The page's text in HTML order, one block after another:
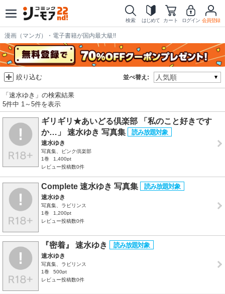
検索 はじめて カート ログイン 会員登録
漫画（マンガ）・電子書籍が国内最大級!!
並べ替え:
絞り込む
「速水ゆき」の検索結果
5件中 1～5件を表示
ギリギリ★あいどる倶楽部 「私のこと好きです
か…」 速水ゆき 写真集
速水ゆき
写真集、ピンク倶楽部
1巻
1,400pt
レビュー投稿数0件
Complete 速水ゆき 写真集
速水ゆき
写真集、ラビリンス
1巻
1,200pt
レビュー投稿数0件
『密着』 速水ゆき
速水ゆき
写真集、ラビリンス
1巻
500pt
レビュー投稿数0件